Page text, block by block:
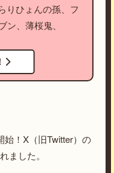
りひょんの孫、フ
、薄桜鬼、
始！X（旧Twitter）の
ました。